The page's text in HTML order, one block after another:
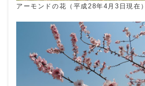
アーモンドの花（平成28年4月3日現在）